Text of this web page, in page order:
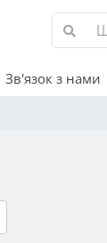
Зв'язок з нами